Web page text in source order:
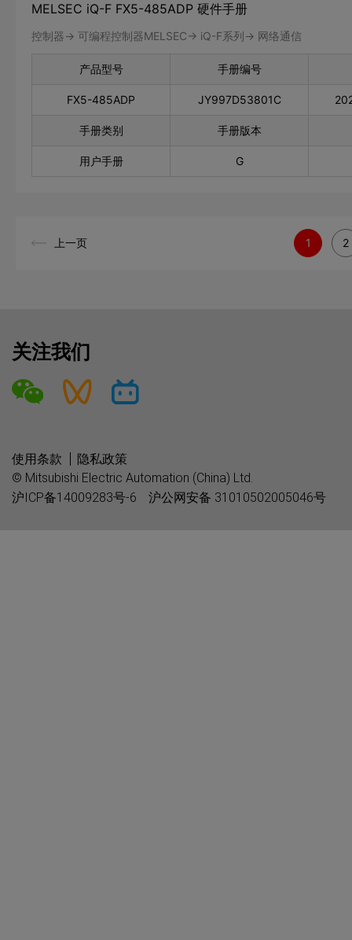
MELSEC iQ-F FX5-485ADP 硬件手册
控制器-> 可编程控制器MELSEC-> iQ-F系列-> 网络通信
产品型号 手册编号
FX5-485ADP JY997D53801C
手册类别 手册版本
用户手册 G
上一页 1 2
关注我们
使用条款 隐私政策
© Mitsubishi Electric Automation (China) Ltd.
沪ICP备14009283号-6
沪公网安备 31010502005046号